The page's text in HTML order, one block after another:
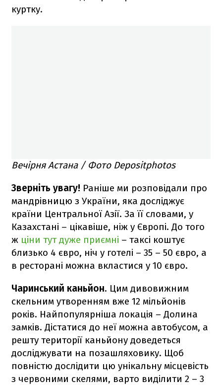
куртку.
Вечірня Астана / Фото Depositphotos
Зверніть увагу! Раніше ми розповідали про
мандрівницю з України, яка досліджує
країни Центральної Азії. За її словами, у
Казахстані – цікавіше, ніж у Європі. До того
ж ціни тут дуже приємні – таксі коштує
близько 4 євро, ніч у готелі – 35 – 50 євро, а
в ресторані можна вкластися у 10 євро.
Чаринський каньйон. Цим дивовижним
скельним утворенням вже 12 мільйонів
років. Найпопулярніша локація – Долина
замків. Дістатися до неї можна автобусом, а
решту території каньйону доведеться
досліджувати на позашляховику. Щоб
повністю дослідити цю унікальну місцевість
з червоними скелями, варто виділити 2 – 3